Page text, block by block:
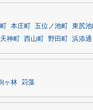
本庄町 五位ノ池町 東尻池
神町 西山町 野田町 浜添通
ヶ林 苅藻